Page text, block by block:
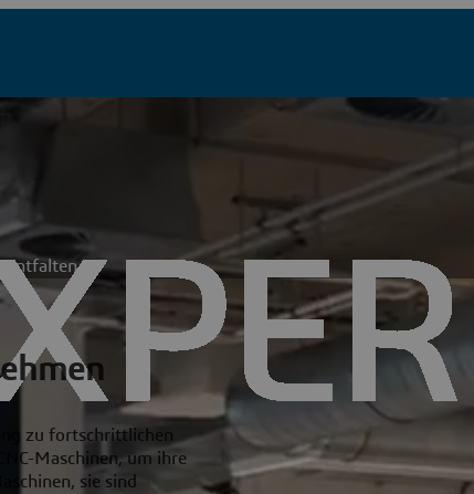
entfalten
zu fortschrittlichen
Maschinen, um ihre
sie sind